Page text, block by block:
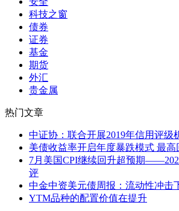
科技之窗
债券
证券
基金
期货
外汇
贵金属
热门文章
中证协：联合开展2019年信用评级
美债收益率开启年度暴跌模式 最高
7月美国CPI继续回升超预期
评
中金中资美元债周报：流动性冲击
YTM品种的配置价值在提升